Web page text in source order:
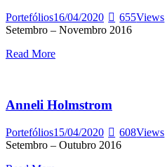
Portefólios16/04/2020 655Views
Setembro – Novembro 2016
Read More
Anneli Holmstrom
Portefólios15/04/2020 608Views
Setembro – Outubro 2016